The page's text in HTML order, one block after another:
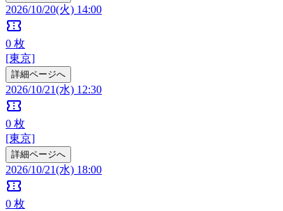
2026/10/20(火) 14:00
confirmation_number
0 枚
[東京]
詳細ページへ
2026/10/21(水) 12:30
confirmation_number
0 枚
[東京]
詳細ページへ
2026/10/21(水) 18:00
confirmation_number
0 枚